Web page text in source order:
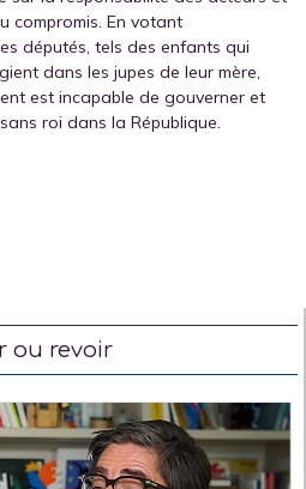
compromis. En votant
députés, tels des enfants qui
dans les jupes de leur mère,
est incapable de gouverner et
roi dans la République.
ou revoir